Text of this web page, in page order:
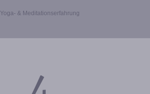
Yoga- & Meditationserfahrung